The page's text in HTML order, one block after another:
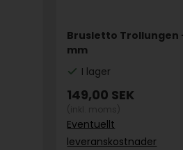
Brusletto Trollungen
mm
I lager
149,00 SEK
Eventuellt
leveranskostnader